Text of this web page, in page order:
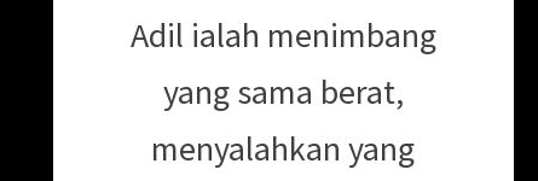
Adil ialah menimbang
yang sama berat,
menyalahkan yang